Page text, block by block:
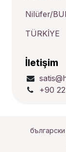
Nilüfer/
TÜRKİYE
İletişim
+90